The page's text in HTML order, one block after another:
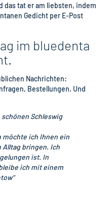
das tat er am liebsten, indem
Gedicht per E-Post
im bluedenta
Nachrichten:
Bestellungen. Und
schönen Schleswig
möchte ich Ihnen ein
Alltag bringen. Ich
ist. In
ich mit einem